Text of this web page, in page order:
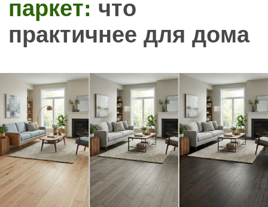
Сравнение светлого, среднего и тёмного паркета в
одном интерьере
Выбор цвета инженерной доски — это не только
вопрос эстетики, но и удобства использования на